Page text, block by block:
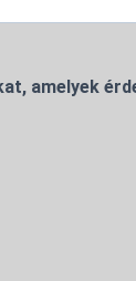
amelyek